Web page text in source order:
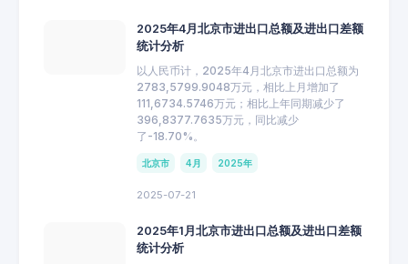
2025年4月北京市进出口总额及进出口差额
统计分析
以人民币计，2025年4月北京市进出口总额为
2783,5799.9048万元，相比上月增加了
111,6734.5746万元；相比上年同期减少了
396,8377.7635万元，同比减少
了-18.70%。
北京市 4月 2025年
2025-07-21
2025年1月北京市进出口总额及进出口差额
统计分析